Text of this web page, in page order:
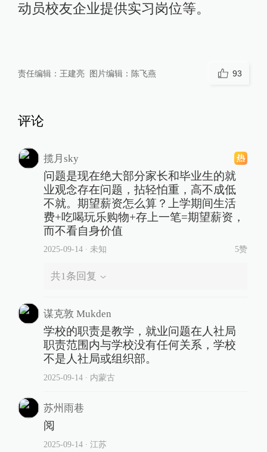
动员校友企业提供实习岗位等。
责任编辑： 王建亮 图片编辑： 陈飞燕 93
评论
揽月sky
问题是现在绝大部分家长和毕业生的就
业观念存在问题，拈轻怕重，高不成低
不就。期望薪资怎么算？上学期间生活
费+吃喝玩乐购物+存上一笔=期望薪资，
而不看自身价值
2025-09-14∙ 未知 5赞
共1条回复
谋克敦 Mukden
学校的职责是教学，就业问题在人社局
职责范围内与学校没有任何关系，学校
不是人社局或组织部。
2025-09-14∙ 内蒙古
苏州雨巷
阅
2025-09-14∙ 江苏